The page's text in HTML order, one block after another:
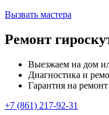
Вызвать мастера
Ремонт
Выезжаем на дом
Диагностика и
Гарантия на
+7 (861) 217-92-31